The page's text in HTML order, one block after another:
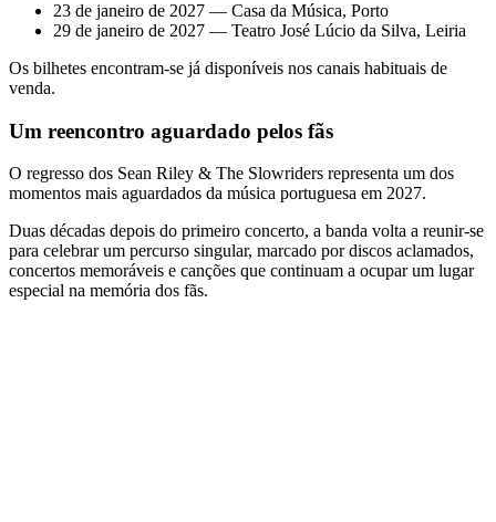
23 de janeiro de 2027 — Casa da Música, Porto
29 de janeiro de 2027 — Teatro José Lúcio da Silva, Leiria
Os bilhetes encontram-se já disponíveis nos canais habituais de
venda.
Um reencontro aguardado pelos fãs
O regresso dos Sean Riley & The Slowriders representa um dos
momentos mais aguardados da música portuguesa em 2027.
Duas décadas depois do primeiro concerto, a banda volta a reunir-se
para celebrar um percurso singular, marcado por discos aclamados,
concertos memoráveis e canções que continuam a ocupar um lugar
especial na memória dos fãs.